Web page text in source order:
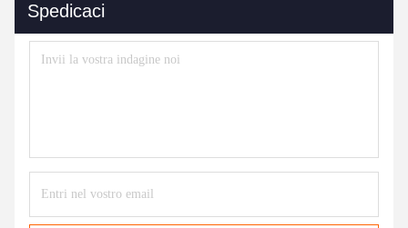
Spedicaci